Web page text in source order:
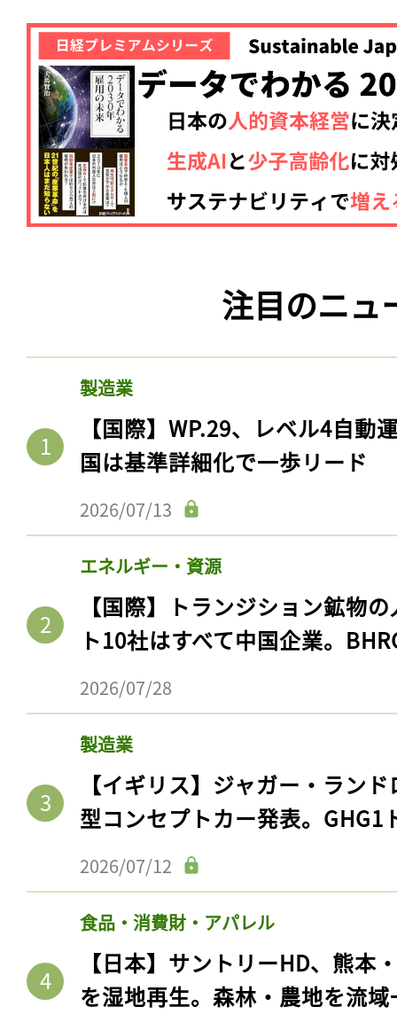
注目のニュ
製造業
【国際】WP.29、レベル4自動
国は基準詳細化で一歩リード
2026/07/13
エネルギー・資源
【国際】トランジション鉱物
ト10社はすべて中国企業。
2026/07/28
製造業
【イギリス】ジャガー・ラン
型コンセプトカー発表。GHG1
2026/07/12
食品・消費財・アパレル
【日本】サントリーHD、熊本
を湿地再生。森林・農地を流